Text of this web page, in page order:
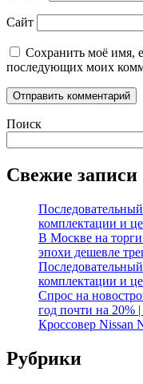
Сайт
Сохранить моё имя,
последующих моих
Поиск
Свежие записи
комплектации и
В Москве на
эпохи дешевле
комплектации и
Спрос на
год почти на
Кроссовер Nissan
Рубрики